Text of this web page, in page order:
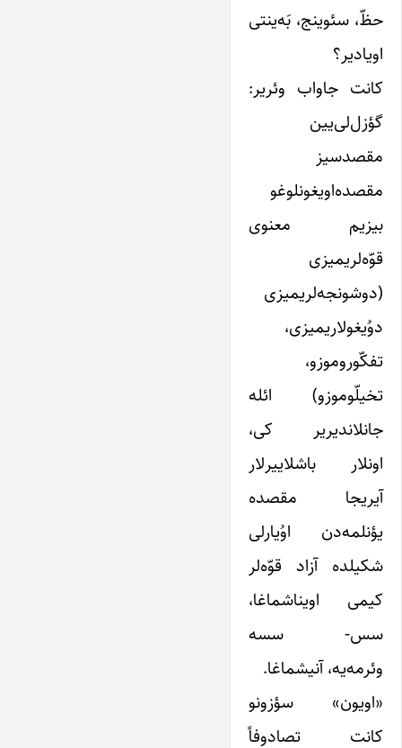
حظّ، سئوینج، بَه‌ینتی
اویادیر؟
کانت جاواب وئریر:
گؤزل‌لی‌یین
مقصدسیز
مقصده‌اویغونلوغو
بیزیم معنوی
قوّه‌لریمیزی
(دوشونجه‌لریمیزی
دوُیغولاریمیزی،
تفکّوروموزو،
تخیلّوموزو) ائله
جانلاندیریر کی،
اونلار باشلاییرلار
آیریجا مقصده
یؤنلمه‌دن اوُیارلی
شکیلده آزاد قوّه‌لر
کیمی اویناشماغا،
سس- سسه
وئرمه‌یه، آنیشماغا.
«اویون» سؤزونو
کانت تصادوفاً